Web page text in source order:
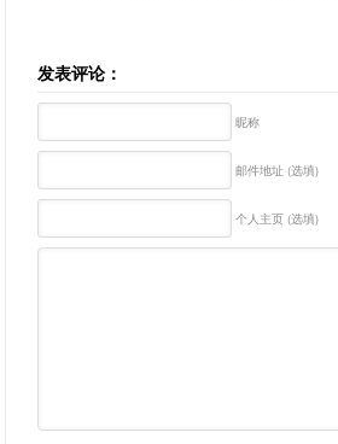
发表评论：
昵称
邮件地址 (选填)
个人主页 (选填)